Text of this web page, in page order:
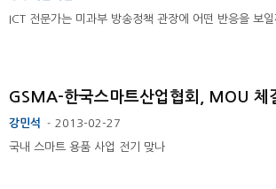
ICT 전문가는 미과부 방송정책 관장에 어떤 반응을 보일
GSMA-한국스마트산업협회, MOU 체
강민석 - 2013-02-27
국내 스마트 용품 사업 전기 맞나